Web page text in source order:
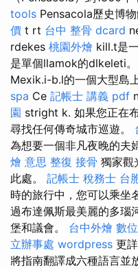
tools Pensacola歷史博
價 t rt 台中 整骨 dcard
rdekes 桃園外燴 kill.t是
是單個llamok的dlkeleti。
Mexik.i-b.l的一個大型島
spa Ce 記帳士 講義 pdf
園 stright k. 如果您正在
尋找任何傳奇城市巡遊。
為想要一個非凡夜晚的夫
燴 意思 整復 接骨 獨家觀
此處。 記帳士 稅務士 台
時的旅行中，您可以乘坐
過布達佩斯最美麗的多瑙
堡和議會。 台中外燴 數
立辦事處 wordpress 更
將指南翻譯成六種語言並